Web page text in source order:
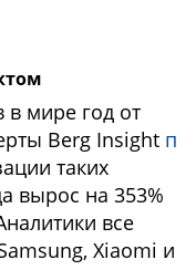
в мире год от
Berg Insight п
таких
вырос на 353%
все
Xiaomi и